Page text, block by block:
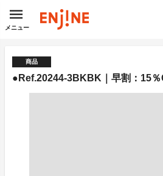
メニュー
商品
●Ref.20244-3BKBK｜早割：15％